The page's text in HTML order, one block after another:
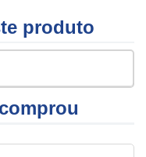
produto